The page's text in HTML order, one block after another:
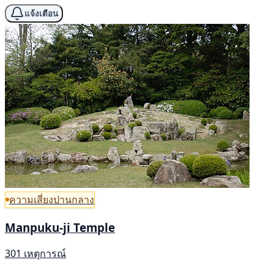
แจ้งเตือน
ความเสี่ยงปานกลาง
Manpuku-ji Temple
301 เหตุการณ์